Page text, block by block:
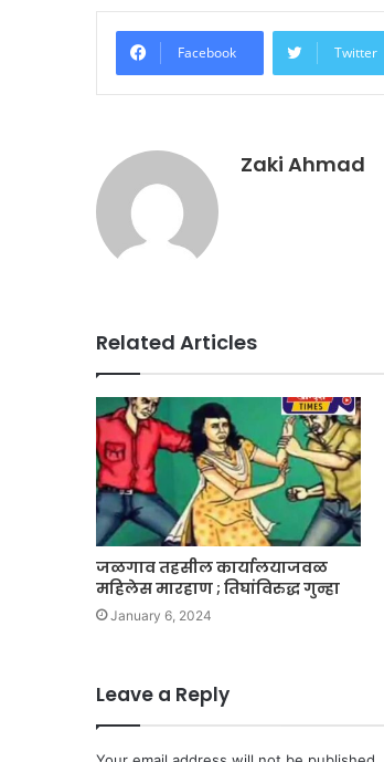
Facebook Twitter
Zaki Ahmad
Related Articles
जळगाव तहसील कार्यालयाजवळ
महिलेस मारहाण ; तिघांविरुद्ध गुन्हा
January 6, 2024
Leave a Reply